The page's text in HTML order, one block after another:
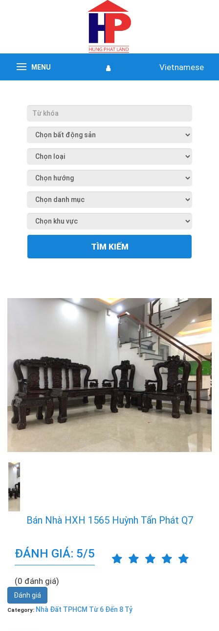
MENU Vietnamese
TÌM KIẾM
Bán Nhà HXH 1565 Huỳnh Tấn Phát Q7
ĐÁNH GIÁ: 5/5
(0 đánh giá)
Đánh giá
Category: Nhà Đất TPHCM Từ 6 Đến 8 Tỷ